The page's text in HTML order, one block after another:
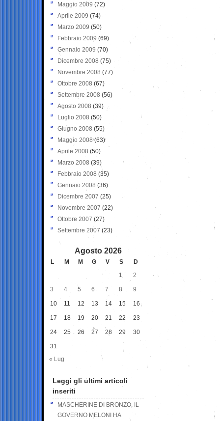
Maggio 2009 (72)
Aprile 2009 (74)
Marzo 2009 (50)
Febbraio 2009 (69)
Gennaio 2009 (70)
Dicembre 2008 (75)
Novembre 2008 (77)
Ottobre 2008 (67)
Settembre 2008 (56)
Agosto 2008 (39)
Luglio 2008 (50)
Giugno 2008 (55)
Maggio 2008(63)
Aprile 2008 (50)
Marzo 2008 (39)
Febbraio 2008 (35)
Gennaio 2008 (36)
Dicembre 2007 (25)
Novembre 2007 (22)
Ottobre 2007 (27)
Settembre 2007 (23)
Agosto 2026
L M M G V S
D
1
2
3 4 5 6 7 8 9
10 11 12 13 14 15 16
17 18 19 20 21 22 23
24 25 26 27 28 29 30
31
« Lug
Leggi gli ultimi articoli
inseriti
MASCHERINE DI BRONZO, IL
GOVERNO MELONI HA